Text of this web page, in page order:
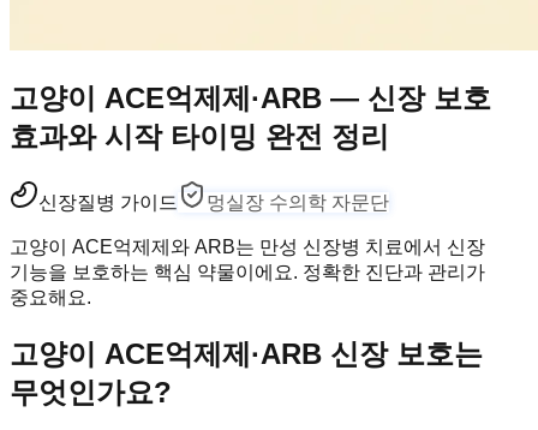
고양이 ACE억제제·ARB — 신장 보호
효과와 시작 타이밍 완전 정리
신장질병 가이드 멍실장 수의학 자문단
고양이 ACE억제제와 ARB는 만성 신장병 치료에서 신장
기능을 보호하는 핵심 약물이에요. 정확한 진단과 관리가
중요해요.
고양이 ACE억제제·ARB 신장 보호는
무엇인가요?